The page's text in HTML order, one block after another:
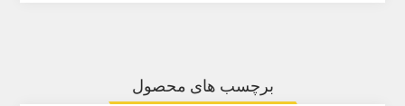
برچسب های محصول